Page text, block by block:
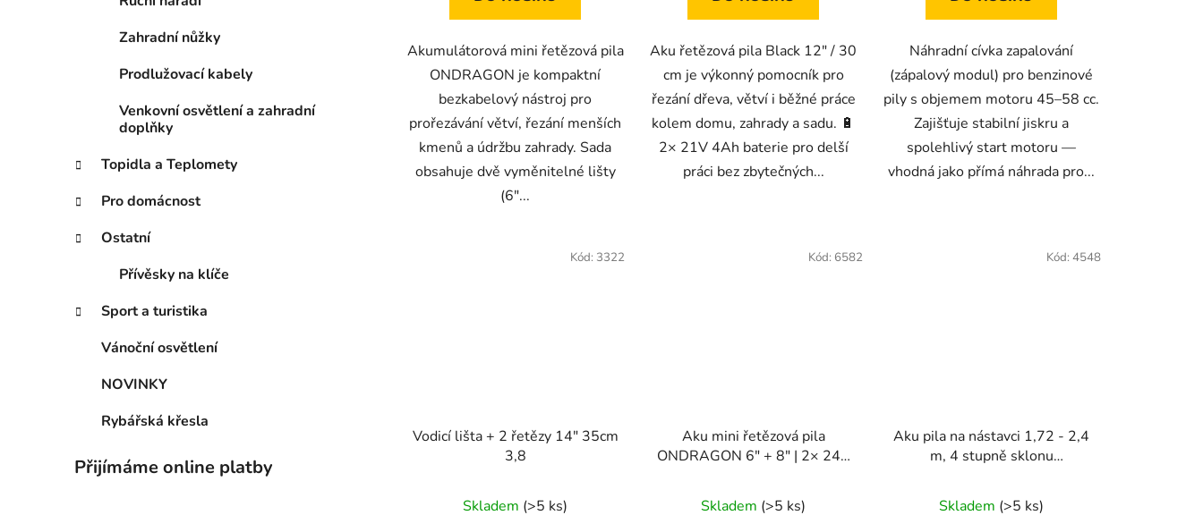
Zahradní nůžky
Prodlužovací kabely
Venkovní osvětlení a zahradní
doplňky
Topidla a Teplomety
Pro domácnost
Ostatní
Přívěsky na klíče
Sport a turistika
Vánoční osvětlení
NOVINKY
Rybářská křesla
Přijímáme online platby
Akumulátorová mini řetězová pila
ONDRAGON je kompaktní
bezkabelový nástroj pro
prořezávání větví, řezání menších
kmenů a údržbu zahrady. Sada
obsahuje dvě vyměnitelné lišty
(6"...
Aku řetězová pila Black 12" / 30
cm je výkonný pomocník pro
řezání dřeva, větví i běžné práce
kolem domu, zahrady a sadu. 🔋
2× 21V 4Ah baterie pro delší
práci bez zbytečných...
Náhradní cívka zapalování
(zápalový modul) pro benzinové
pily s objemem motoru 45–58 cc.
Zajišťuje stabilní jiskru a
spolehlivý start motoru —
vhodná jako přímá náhrada pro...
Vodicí lišta + 2 řetězy 14" 35cm
3,8
hodnocení
Skladem (>5 ks)
Kód: 3322
Aku mini řetězová pila
ONDRAGON 6" + 8" | 2× 24V
hodnocení
Skladem (>5 ks)
Kód: 6582
Aku pila na nástavci 1,72 - 2,4
m, 4 stupně sklonu
Skladem (>5 ks)
Kód: 4548